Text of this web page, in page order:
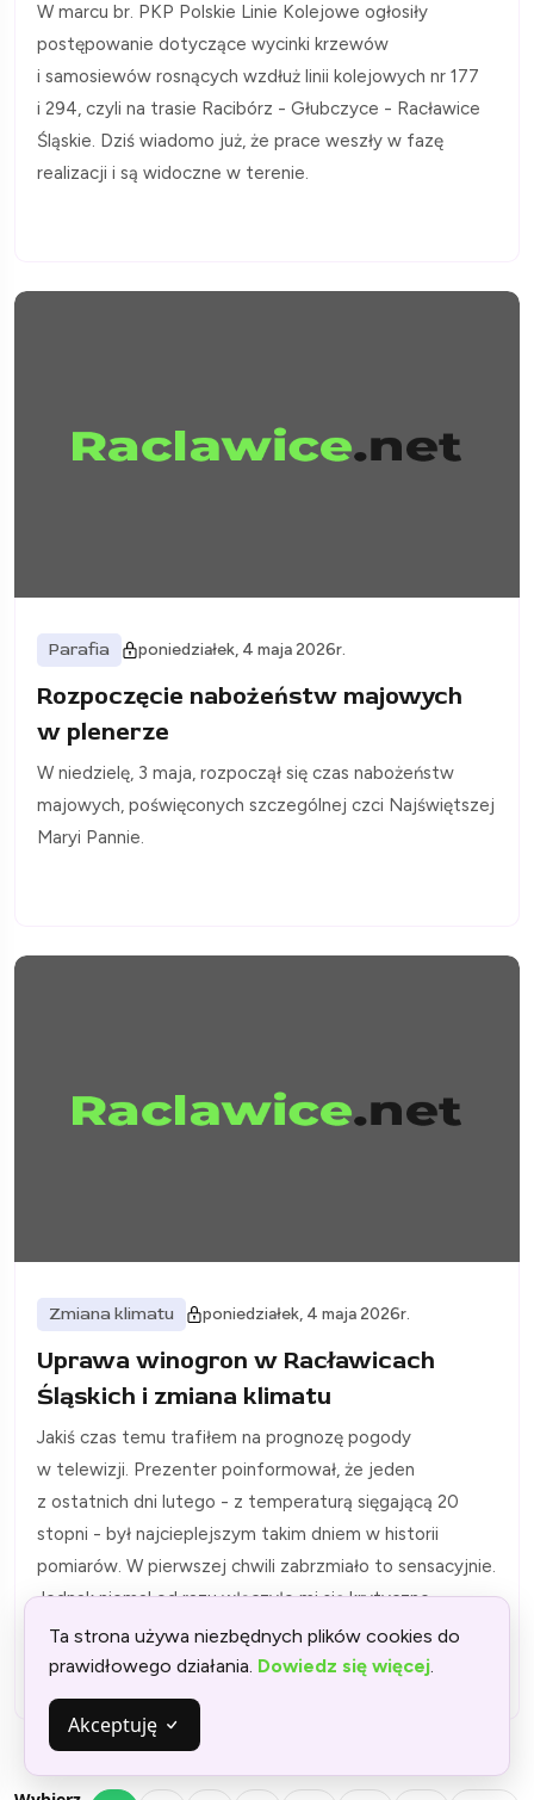
W marcu br. PKP Polskie Linie Kolejowe ogłosiły
postępowanie dotyczące wycinki krzewów
i samosiewów rosnących wzdłuż linii kolejowych nr 177
i 294, czyli na trasie Racibórz - Głubczyce - Racławice
Śląskie. Dziś wiadomo już, że prace weszły w fazę
realizacji i są widoczne w terenie.
Parafia poniedziałek, 4 maja 2026r.
Rozpoczęcie nabożeństw majowych
w plenerze
W niedzielę, 3 maja, rozpoczął się czas nabożeństw
majowych, poświęconych szczególnej czci Najświętszej
Maryi Pannie.
Zmiana klimatu poniedziałek, 4 maja 2026r.
Uprawa winogron w Racławicach
Śląskich i zmiana klimatu
Jakiś czas temu trafiłem na prognozę pogody
w telewizji. Prezenter poinformował, że jeden
z ostatnich dni lutego - z temperaturą sięgającą 20
stopni - był najcieplejszym takim dniem w historii
pomiarów. W pierwszej chwili zabrzmiało to sensacyjnie.
Jednak niemal od razu włączyło mi się krytyczne
myślenie.
Ta strona używa niezbędnych plików cookies do
prawidłowego działania. Dowiedz się więcej.
Akceptuję